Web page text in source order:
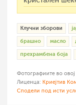
Клучни зборови
брашно масло
прехрамбена боја
Фотографиите во
Лиценца: Криејтив
Сподели под исти